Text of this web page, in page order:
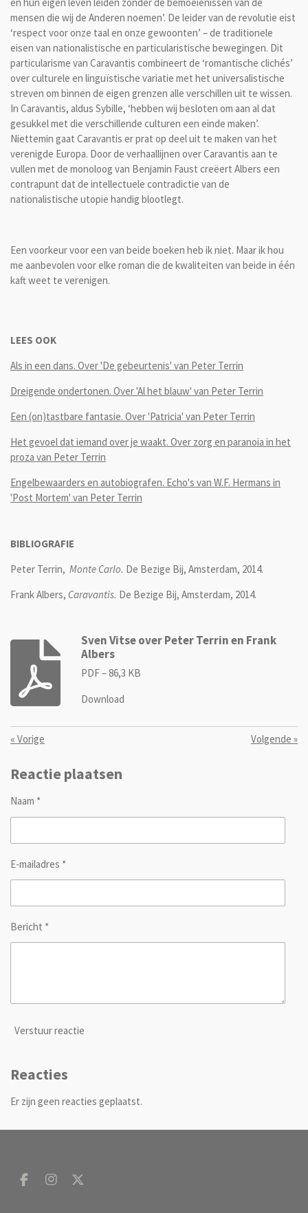
mensen die wij de Anderen noemen’. De leider van de revolutie eist
‘respect voor onze taal en onze gewoonten’ – de traditionele
eisen van nationalistische en particularistische bewegingen. Dit
particularisme van Caravantis combineert de ‘romantische clichés’
over culturele en linguïstische variatie met het universalistische
streven om binnen de eigen grenzen alle verschillen uit te wissen.
In Caravantis, aldus Sybille, ‘hebben wij besloten om aan al dat
gesukkel met die verschillende culturen een einde maken’.
Niettemin gaat Caravantis er prat op deel uit te maken van het
verenigde Europa. Door de verhaallijnen over Caravantis aan te
vullen met de monoloog van Benjamin Faust creëert Albers een
contrapunt dat de intellectuele contradictie van de
nationalistische utopie handig blootlegt.
Een voorkeur voor een van beide boeken heb ik niet. Maar ik hou
me aanbevolen voor elke roman die de kwaliteiten van beide in één
kaft weet te verenigen.
LEES OOK
Als in een dans. Over 'De gebeurtenis' van Peter Terrin
Dreigende ondertonen. Over 'Al het blauw' van Peter Terrin
Een (on)tastbare fantasie. Over 'Patricia' van Peter Terrin
Het gevoel dat iemand over je waakt. Over zorg en paranoia in het
proza van Peter Terrin
Engelbewaarders en autobiografen. Echo's van W.F. Hermans in
'Post Mortem' van Peter Terrin
BIBLIOGRAFIE
Peter Terrin, Monte Carlo. De Bezige Bij, Amsterdam, 2014.
Frank Albers, Caravantis. De Bezige Bij, Amsterdam, 2014.
Sven Vitse over Peter Terrin en Frank
Albers
PDF – 86,3 KB
Download
« Vorige Volgende »
Reactie plaatsen
Naam *
E-mailadres *
Bericht *
Verstuur reactie
Reacties
Er zijn geen reacties geplaatst.
F
I
X